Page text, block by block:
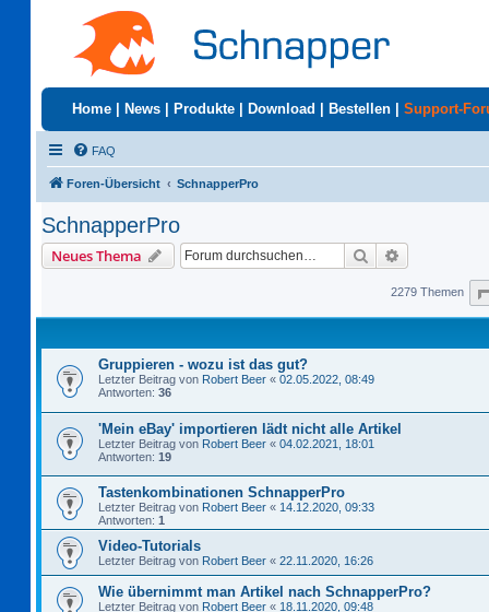
Home News Produkte Download Bestellen Support-
FAQ
Foren-Übersicht SchnapperPro
SchnapperPro
Neues Thema Suche
2279 Themen
Gruppieren - wozu ist das gut?
Letzter Beitrag von Robert Beer « 02.05.2022, 08:49
Antworten: 36
'Mein eBay' importieren lädt nicht alle Artikel
Letzter Beitrag von Robert Beer « 04.02.2021, 18:01
Antworten: 19
Tastenkombinationen SchnapperPro
Letzter Beitrag von Robert Beer « 14.12.2020, 09:33
Antworten: 1
Video-Tutorials
Letzter Beitrag von Robert Beer « 22.11.2020, 16:26
Wie übernimmt man Artikel nach SchnapperPro?
Letzter Beitrag von Robert Beer « 18.11.2020, 09:48